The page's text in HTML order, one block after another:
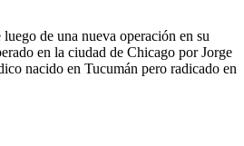
de una nueva operación en su
en la ciudad de Chicago por Jorge
nacido en Tucumán pero radicado en